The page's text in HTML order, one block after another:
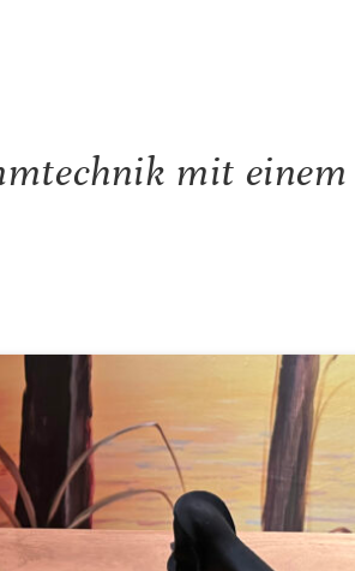
mit einem